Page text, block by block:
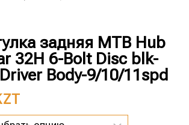
задняя MTB Hub
32H 6-Bolt Disc blk-
Body-9/10/11spd